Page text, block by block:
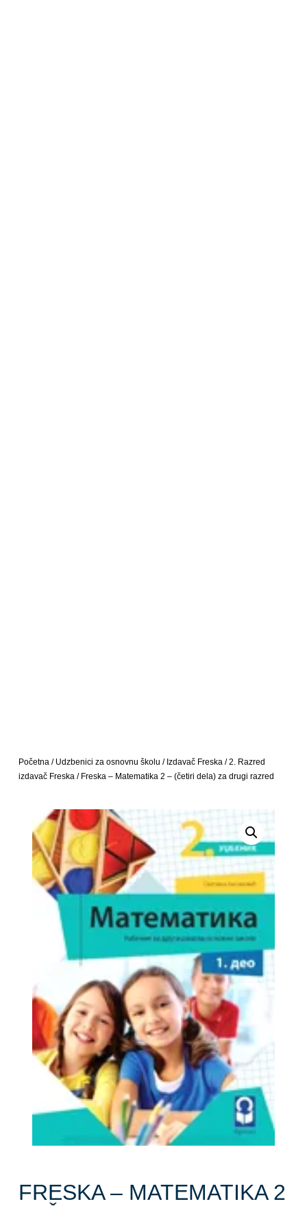
Početna/ Udzbenici za osnovnu školu / Izdavač Freska/2. Razred
izdavač Freska/ Freska – Matematika 2 – (četiri dela) za drugi razred
FRESKA – MATEMATIKA 2